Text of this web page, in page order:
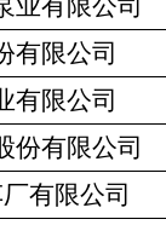
业有限公司
有限公司
有限公司
份有限公司
有限公司